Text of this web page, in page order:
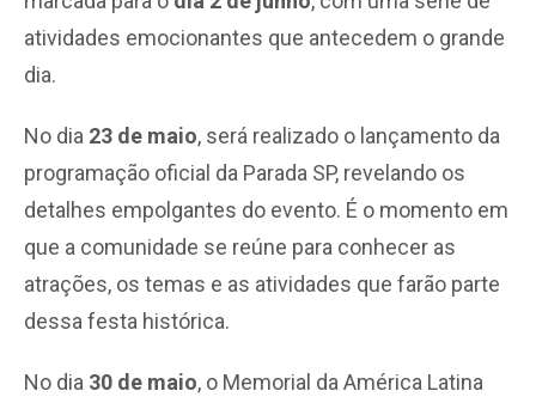
atividades emocionantes que antecedem o grande
dia.
No dia 23 de maio, será realizado o lançamento da
programação oficial da Parada SP, revelando os
detalhes empolgantes do evento. É o momento em
que a comunidade se reúne para conhecer as
atrações, os temas e as atividades que farão parte
dessa festa histórica.
No dia 30 de maio, o Memorial da América Latina